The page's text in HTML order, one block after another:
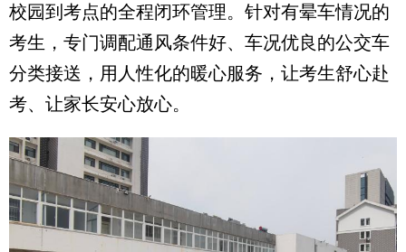
校园到考点的全程闭环管理。针对有晕车情况的
考生，专门调配通风条件好、车况优良的公交车
分类接送，用人性化的暖心服务，让考生舒心赴
考、让家长安心放心。